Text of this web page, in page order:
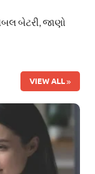
બેટરી, જાણો
VIEW ALL